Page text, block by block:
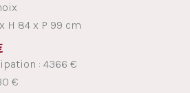
H 84 x P 99 cm
: 4366 €
€